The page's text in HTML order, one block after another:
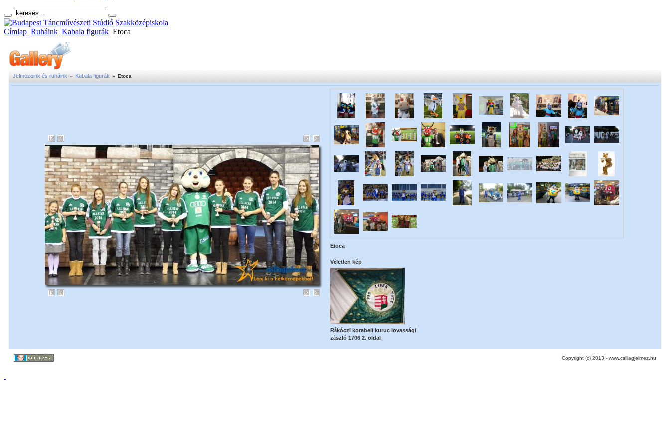
Címlap Ruháink Kabala figurák Etoca
Jelmezeink és ruháink » Kabala figurák » Etoca
Etoca
Véletlen kép
Rákóczi korabeli kuruc lovassági
zászló 1706 2. oldal
Copyright (c) 2013 - www.csillagjelmez.hu